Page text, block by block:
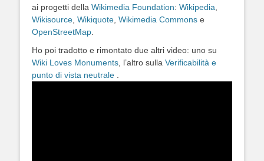
ai progetti della Wikimedia Foundation: Wikipedia
Wikisource Wikiquote Wikimedia Commons e
OpenStreetMap
Ho poi tradotto e rimontato due altri video: uno su
Wiki Loves Monuments , l’altro sulla Verificabilità e
punto di vista neutrale